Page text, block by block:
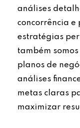
análises
concorrência
estratégias
também
planos de
análises
metas claras
maximizar